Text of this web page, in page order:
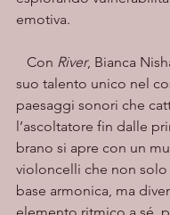
emotiva.
   Con
River, Bianca
suo talento unico nel
paesaggi sonori che
l’ascoltatore fin dalle
brano si apre con un
violoncelli che non solo
base armonica, ma